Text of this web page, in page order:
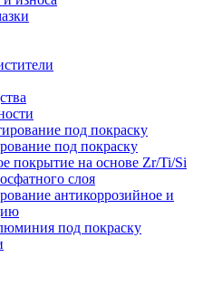
под покраску
под покраску
покрытие на основе Zr/Ti/Si
слоя
антикоррозийное и
под покраску